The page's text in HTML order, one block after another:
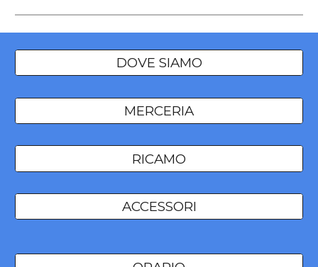
DOVE SIAMO
MERCERIA
RICAMO
ACCESSORI